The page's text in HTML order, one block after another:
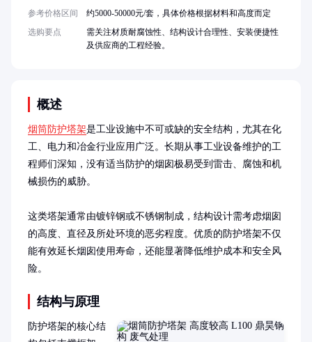
概述
烟筒防护塔架是工业设施中不可或缺的安全结构，尤其在化
工、电力和冶金行业应用广泛。长期从事工业设备维护的工
程师们深知，没有适当防护的烟囱极易受到雷击、腐蚀和机
械损伤的威胁。
这类塔架通常由镀锌钢或不锈钢制成，结构设计需考虑烟囱
的高度、直径及所处环境的恶劣程度。优质的防护塔架不仅
能有效延长烟囱使用寿命，还能显著降低维护成本和安全风
险。
结构与原理
防护塔架的核心结
参考价格区间
约5000-50000元/套，具体价格根据材料和高度而定
选购要点
需关注材质耐腐蚀性、结构设计合理性、安装便捷性
及供应商的工程经验。